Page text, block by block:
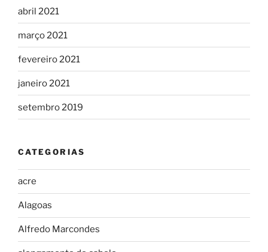
abril 2021
março 2021
fevereiro 2021
janeiro 2021
setembro 2019
CATEGORIAS
acre
Alagoas
Alfredo Marcondes